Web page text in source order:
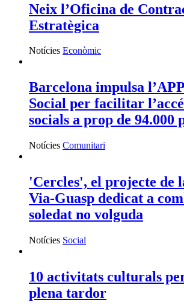
Neix l’Oficina de
Estratègica
Notícies Econòmic
Barcelona impulsa
Social per facilitar
socials a prop de 94.000
Notícies Comunitari
'Cercles', el projecte de
Via-Guasp dedicat a
soledat no volguda
Notícies Social
10 activitats culturals
plena tardor